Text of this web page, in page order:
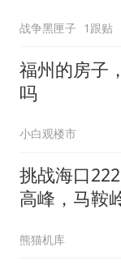
战争黑匣子 1跟贴
福州的房子
吗
小白观楼市
挑战海口
高峰，马鞍
熊猫机库